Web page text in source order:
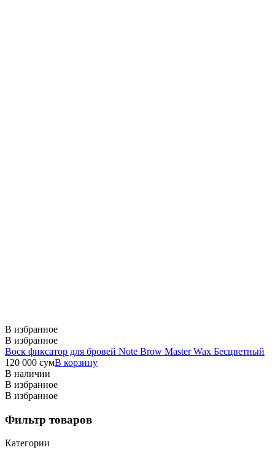
В избранное
В избранное
Воск фиксатор для бровей Note Brow Master Wax Бесцветный
120 000 сумВ корзину
В наличии
В избранное
В избранное
Фильтр товаров
Категории